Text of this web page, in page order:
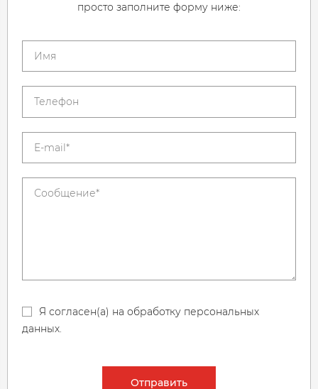
просто заполните форму ниже:
Я согласен(а) на обработку персональных
данных.
Отправить